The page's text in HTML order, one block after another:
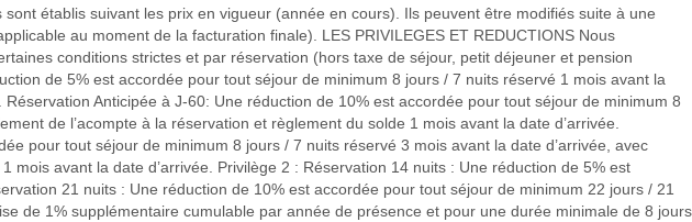
établis suivant les prix en vigueur (année en cours). Ils peuvent être modifiés suite à une
au moment de la facturation finale). LES PRIVILEGES ET REDUCTIONS Nous
conditions strictes et par réservation (hors taxe de séjour, petit déjeuner et pension
de 5% est accordée pour tout séjour de minimum 8 jours / 7 nuits réservé 1 mois avant la
Anticipée à J-60: Une réduction de 10% est accordée pour tout séjour de minimum 8
de l’acompte à la réservation et règlement du solde 1 mois avant la date d’arrivée.
pour tout séjour de minimum 8 jours / 7 nuits réservé 3 mois avant la date d’arrivée, avec
mois avant la date d’arrivée. Privilège 2 : Réservation 14 nuits : Une réduction de 5% est
21 nuits : Une réduction de 10% est accordée pour tout séjour de minimum 22 jours / 21
de 1% supplémentaire cumulable par année de présence et pour une durée minimale de 8 jours